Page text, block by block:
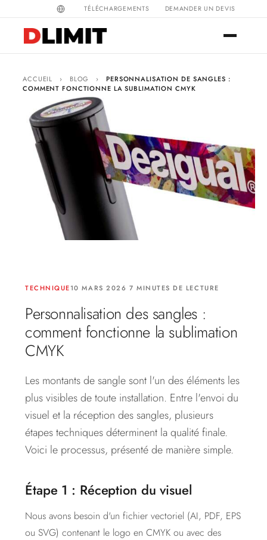
TÉLÉCHARGEMENTS DEMANDER UN DEVIS
ACCUEIL › BLOG ›
PERSONNALISATION DE SANGLES :
COMMENT FONCTIONNE LA SUBLIMATION CMYK
TECHNIQUE10 MARS 2026 7 MINUTES DE LECTURE
Personnalisation des sangles :
comment fonctionne la sublimation
CMYK
Les montants de sangle sont l'un des éléments les
plus visibles de toute installation. Entre l'envoi du
visuel et la réception des sangles, plusieurs
étapes techniques déterminent la qualité finale.
Voici le processus, présenté de manière simple.
Étape 1 : Réception du visuel
Nous avons besoin d'un fichier vectoriel (AI, PDF, EPS
ou SVG) contenant le logo en CMYK ou avec des